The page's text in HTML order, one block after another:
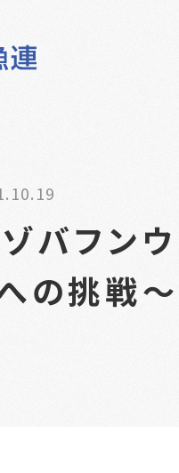
バフン
の挑戦～